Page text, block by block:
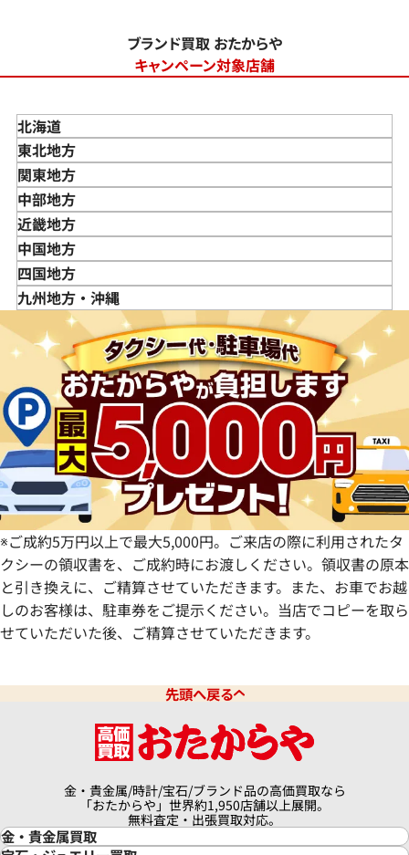
ブランド買取 おたからや
キャンペーン対象店舗
北海道
東北地方
青森県
岩手県
宮城県
秋田県
山形県
福島県
関東地方
東京都
神奈川県
埼玉県
千葉県
茨城県
栃木県
群馬県
中部地方
新潟県
富山県
石川県
山梨県
長野県
岐阜県
静岡県
愛知県
近畿地方
三重県
滋賀県
京都府
兵庫県
奈良県
和歌山県
中国地方
鳥取県
島根県
広島県
山口県
四国地方
徳島県
愛媛県
九州地方・沖縄
佐賀県
長崎県
熊本県
大分県
宮崎県
鹿児島県
※ご成約5万円以上で最大5,000円。ご来店の際に利用されたタ
クシーの領収書を、ご成約時にお渡しください。領収書の原本
と引き換えに、ご精算させていただきます。また、お車でお越
しのお客様は、駐車券をご提示ください。当店でコピーを取ら
せていただいた後、ご精算させていただきます。
先頭へ戻る
金・貴金属/時計/宝石/ブランド品の高価買取なら
「おたからや」世界約1,950店舗以上展開。
無料査定・出張買取対応。
金・貴金属買取